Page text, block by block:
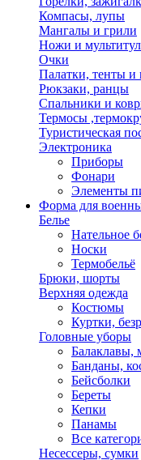
Компасы, лупы
Мангалы и грили
Ножи и
Очки
Палатки, тенты
Рюкзаки, ранцы
Спальники и
Термосы
Туристическая
Электроника
Приборы
Фонари
Элементы
Форма для
Белье
Нательное
Носки
Термобельё
Брюки, шорты
Верхняя одежда
Костюмы
Куртки,
Головные уборы
Балаклавы,
Банданы,
Бейсболки
Береты
Кепки
Панамы
Все
Несессеры, сумки